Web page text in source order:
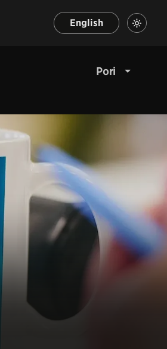
English
Pori